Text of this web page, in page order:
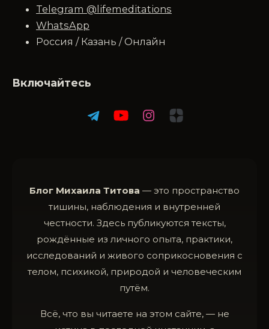
Telegram @lifemeditations
WhatsApp
Россия / Казань / Онлайн
Включайтесь
Блог Михаила Титова — это пространство
тишины, наблюдения и внутренней
честности. Здесь публикуются тексты,
рождённые из личного опыта, практики,
исследований и живого соприкосновения с
телом, психикой, природой и человеческим
путём.
Всё, что вы читаете на этом сайте, — не